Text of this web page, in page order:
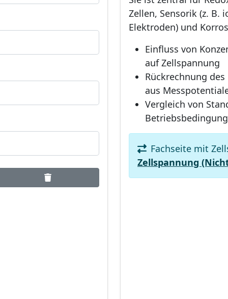
Zellen, Sensorik (z. B.
Elektroden) und
Einfluss von
auf Zellspannung
Rückrechnung
aus
Vergleich von
Fachseite mit
Zellspannung